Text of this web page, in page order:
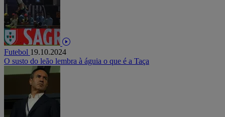
Futebol 19.10.2024
O susto do leão lembra à águia o que é a Taça